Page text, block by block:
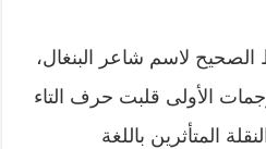
الصحيح لاسم شاعر البنغال،
الأولى قلبت حرف التاء
المتأثرين باللغة